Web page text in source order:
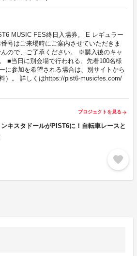
MUSIC FES終日入場券。 E レギュラー
号はご来場時にご案内させていただきま
ので、ご了承ください。 ※購入後のキャ
■当日に別会場で行われる、先着100名様
に参加を希望される場合は、別サイトから
）。 詳しくはhttps://pist6-musicfes.com/
プロジェクトを見る arrow_forward
キスタドールがPIST6に！自転車レースと
favorite